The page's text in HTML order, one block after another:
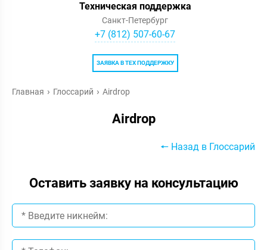
Техническая поддержка
Санкт-Петербург
+7 (812) 507-60-67
ЗАЯВКА В ТЕХ ПОДДЕРЖКУ
Главная Глоссарий Airdrop
Airdrop
🠔 Назад в Глоссарий
Оставить заявку на консультацию